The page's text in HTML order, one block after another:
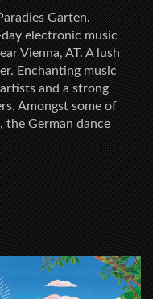
Garten.
electronic music
Vienna, AT. A lush
Enchanting music
and a strong
Amongst some of
the German dance